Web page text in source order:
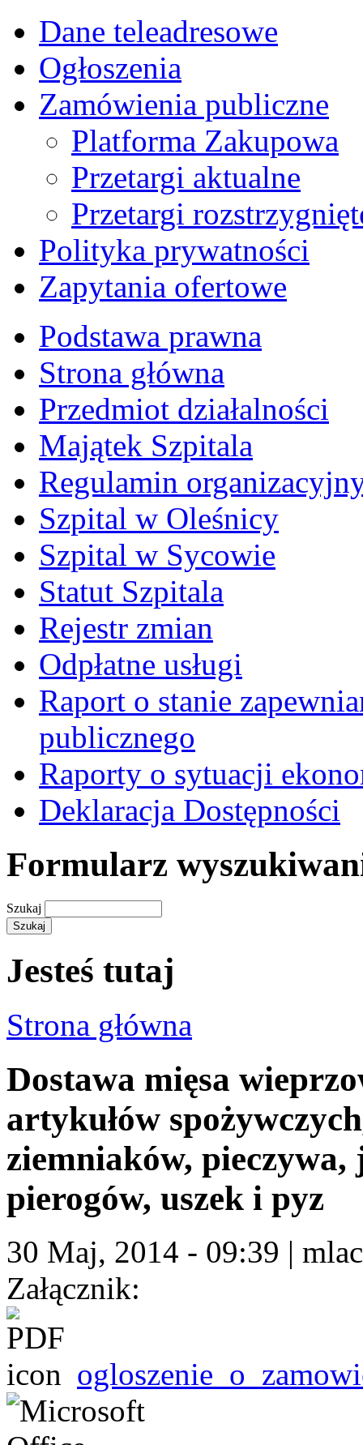
Dane teleadresowe
Ogłoszenia
Zamówienia publiczne
Platforma Zakupowa
Przetargi aktualne
Przetargi
Polityka prywatności
Zapytania ofertowe
Podstawa prawna
Strona główna
Przedmiot działalności
Majątek Szpitala
Regulamin
Szpital w Oleśnicy
Szpital w Sycowie
Statut Szpitala
Rejestr zmian
Odpłatne usługi
Raport o stanie
publicznego
Raporty o sytuacji
Deklaracja Dostępności
Formularz
Szukaj
Jesteś tutaj
Strona główna
Dostawa mięsa
artykułów
ziemniaków,
pierogów, uszek i pyz
30 Maj, 2014 - 09:39 |
Załącznik: